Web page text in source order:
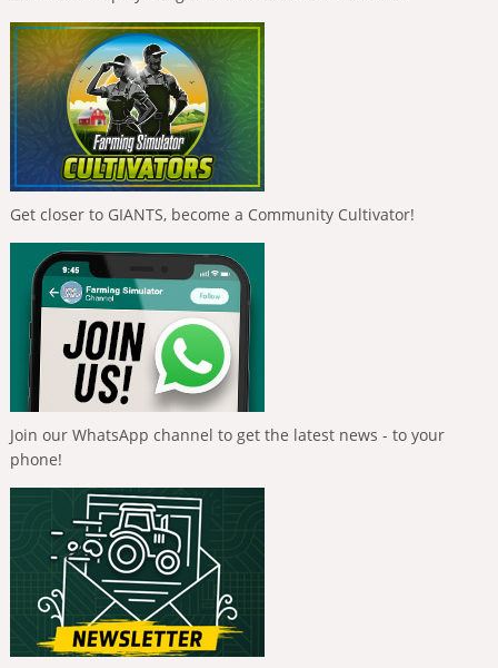
Get closer to GIANTS, become a Community Cultivator!
Join our WhatsApp channel to get the latest news - to your
phone!